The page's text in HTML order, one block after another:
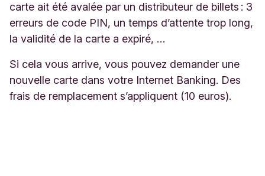
carte ait été avalée par un distributeur de billets : 3
erreurs de code PIN, un temps d’attente trop long,
la validité de la carte a expiré, …
Si cela vous arrive, vous pouvez demander une
nouvelle carte dans votre Internet Banking. Des
frais de remplacement s’appliquent (10 euros).